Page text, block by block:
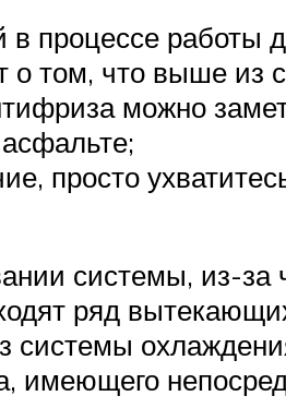
процессе работы
том, что выше из
можно
просто
системы, из-за
ряд
системы
имеющего